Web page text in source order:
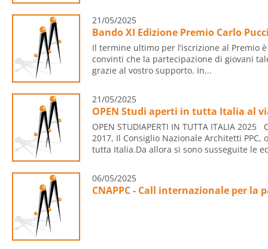
21/05/2025
Bando XI Edizione Premio Carlo
Il termine ultimo per l’iscrizione al Premio
convinti che la partecipazione di giovani
grazie al vostro supporto. In...
21/05/2025
OPEN Studi aperti in tutta Italia al
OPEN STUDIAPERTI IN TUTTA ITALIA
2017, Il Consiglio Nazionale Architetti PPC,
tutta Italia.Da allora si sono susseguite le
06/05/2025
CNAPPC - Call internazionale per